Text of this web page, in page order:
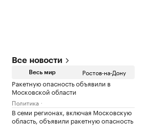
Все новости
Весь мир Ростов-на-Дону
Ракетную опасность объявили в
Московской области
Политика
В семи регионах, включая Московскую
область, объявили ракетную опасность